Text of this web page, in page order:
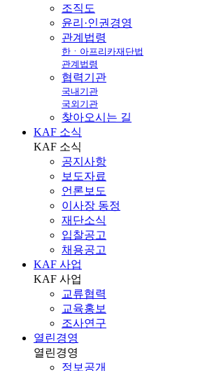
조직도
윤리·인권경영
관계법령
한ㆍ아프리카재단법
관계법령
협력기관
국내기관
국외기관
찾아오시는 길
KAF 소식
KAF 소식
공지사항
보도자료
언론보도
이사장 동정
재단소식
입찰공고
채용공고
KAF 사업
KAF 사업
교류협력
교육홍보
조사연구
열린경영
열린경영
정보공개